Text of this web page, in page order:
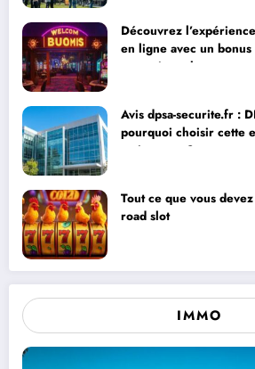
Découvrez
en ligne avec un
exceptionnel
Avis dpsa-securite.fr :
pourquoi choisir cette
extincteurs ?
Tout ce que vous
road slot
IMMO